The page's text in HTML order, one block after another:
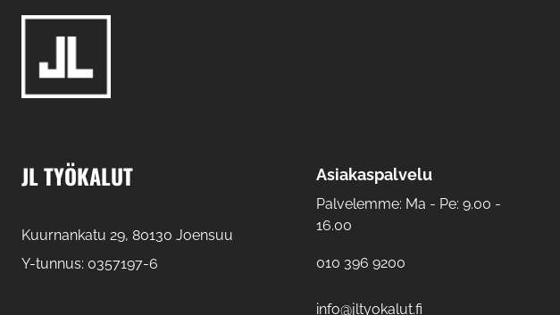
JL TYÖKALUT
Kuurnankatu 29, 80130 Joensuu
Y-tunnus: 0357197-6
Asiakaspalvelu
Palvelemme: Ma - Pe: 9.00 -
16.00
010 396 9200
info@jltyokalut.fi